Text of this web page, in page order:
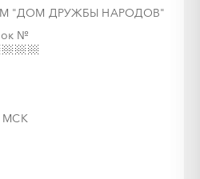
"ДОМ ДРУЖБЫ НАРОДОВ"
№
МСК